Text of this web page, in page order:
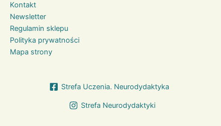
Kontakt
Newsletter
Regulamin sklepu
Polityka prywatności
Mapa strony
Strefa Uczenia. Neurodydaktyka
Strefa Neurodydaktyki